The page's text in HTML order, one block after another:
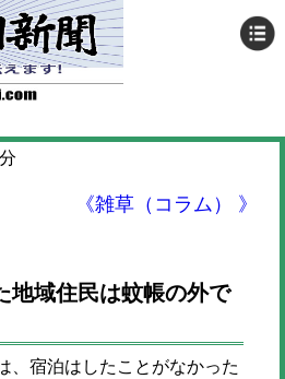
《雑草（コラム） 》
地域住民は蚊帳の外で
宿泊はしたことがなかった